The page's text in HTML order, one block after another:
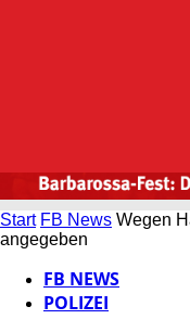
Start FB News Wegen
angegeben
FB NEWS
POLIZEI